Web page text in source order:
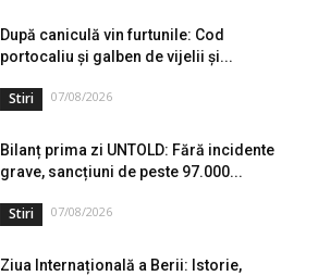
După caniculă vin furtunile: Cod
portocaliu și galben de vijelii și...
Stiri 07/08/2026
Bilanț prima zi UNTOLD: Fără incidente
grave, sancțiuni de peste 97.000...
Stiri 07/08/2026
Ziua Internațională a Berii: Istorie,